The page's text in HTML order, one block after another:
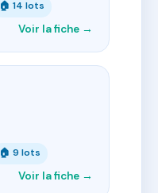
🏠 14 lots
Voir la fiche →
🏠 9 lots
Voir la fiche →